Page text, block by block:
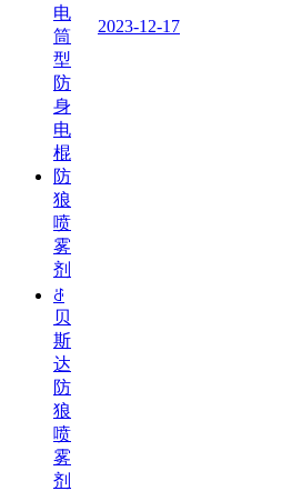
2023-12-17
电
筒
型
防
身
电
棍
防
狼
喷
雾
剂
ꁕ
贝
斯
达
防
狼
喷
雾
剂